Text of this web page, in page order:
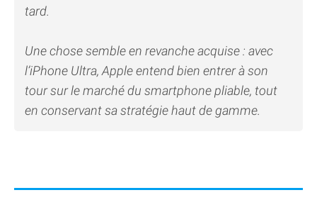
tard.
Une chose semble en revanche acquise : avec
l’iPhone Ultra, Apple entend bien entrer à son
tour sur le marché du smartphone pliable, tout
en conservant sa stratégie haut de gamme.